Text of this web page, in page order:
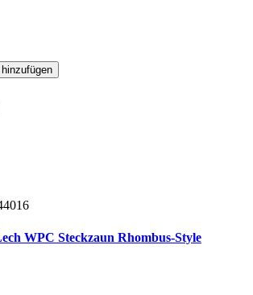
WPC Steckzaun Rhombus-Style